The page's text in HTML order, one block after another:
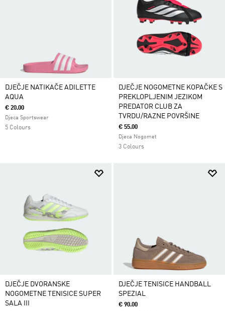
DJEČJE NATIKAČE ADILETTE
AQUA
€ 20.00
Djeca Sportswear
5 Colours
DJEČJE NOGOMETNE KOPAČKE S
PREKLOPLJENIM JEZIKOM
PREDATOR CLUB ZA
TVRDU/RAZNE POVRŠINE
€ 55.00
Djeca Nogomet
3 Colours
DJEČJE DVORANSKE
NOGOMETNE TENISICE SUPER
SALA III
DJEČJE TENISICE HANDBALL
SPEZIAL
€ 90.00